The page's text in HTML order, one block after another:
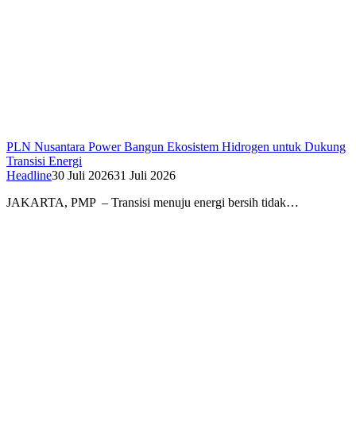
PLN Nusantara Power Bangun Ekosistem Hidrogen untuk Dukung
Transisi Energi
Headline30 Juli 202631 Juli 2026
JAKARTA, PMP – Transisi menuju energi bersih tidak…